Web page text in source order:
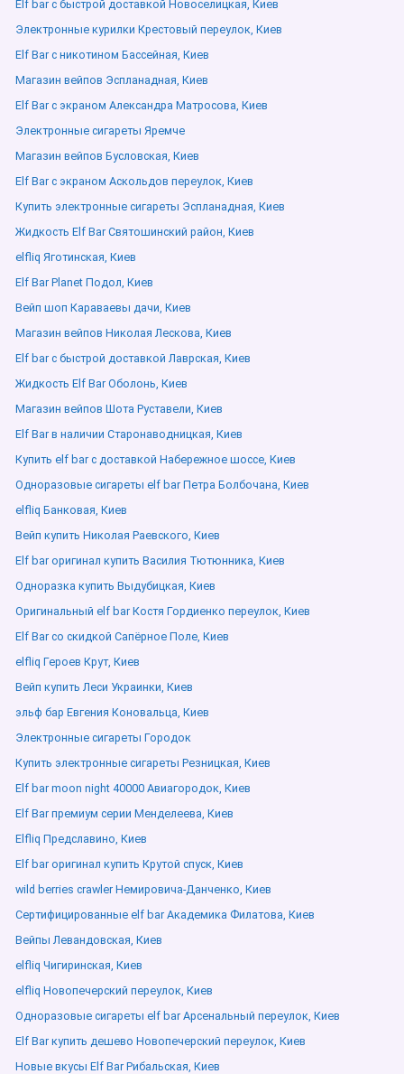
Elf bar с быстрой доставкой Новоселицкая, Киев
Электронные курилки Крестовый переулок, Киев
Elf Bar с никотином Бассейная, Киев
Магазин вейпов Эспланадная, Киев
Elf Bar с экраном Александра Матросова, Киев
Электронные сигареты Яремче
Магазин вейпов Бусловская, Киев
Elf Bar с экраном Аскольдов переулок, Киев
Купить электронные сигареты Эспланадная, Киев
Жидкость Elf Bar Святошинский район, Киев
elfliq Яготинская, Киев
Elf Bar Planet Подол, Киев
Вейп шоп Караваевы дачи, Киев
Магазин вейпов Николая Лескова, Киев
Elf bar с быстрой доставкой Лаврская, Киев
Жидкость Elf Bar Оболонь, Киев
Магазин вейпов Шота Руставели, Киев
Elf Bar в наличии Старонаводницкая, Киев
Купить elf bar с доставкой Набережное шоссе, Киев
Одноразовые сигареты elf bar Петра Болбочана, Киев
elfliq Банковая, Киев
Вейп купить Николая Раевского, Киев
Elf bar оригинал купить Василия Тютюнника, Киев
Одноразка купить Выдубицкая, Киев
Оригинальный elf bar Костя Гордиенко переулок, Киев
Elf Bar со скидкой Сапёрное Поле, Киев
elfliq Героев Крут, Киев
Вейп купить Леси Украинки, Киев
эльф бар Евгения Коновальца, Киев
Электронные сигареты Городок
Купить электронные сигареты Резницкая, Киев
Elf bar moon night 40000 Авиагородок, Киев
Elf Bar премиум серии Менделеева, Киев
Elfliq Предславино, Киев
Elf bar оригинал купить Крутой спуск, Киев
wild berries crawler Немировича-Данченко, Киев
Сертифицированные elf bar Академика Филатова, Киев
Вейпы Левандовская, Киев
elfliq Чигиринская, Киев
elfliq Новопечерский переулок, Киев
Одноразовые сигареты elf bar Арсенальный переулок, Киев
Elf Bar купить дешево Новопечерский переулок, Киев
Новые вкусы Elf Bar Рибальская, Киев